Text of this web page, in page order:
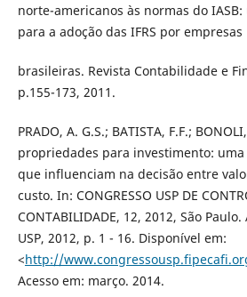
norte-americanos às normas do
para a adoção das IFRS por empresas
brasileiras. Revista Contabilidade e
p.155-173, 2011.
PRADO, A. G.S.; BATISTA, F.F.;
propriedades para investimento:
que influenciam na decisão entre
custo. In: CONGRESSO USP DE
CONTABILIDADE, 12, 2012, São
USP, 2012, p. 1 - 16. Disponível em:
<http://
Acesso em: março. 2014.